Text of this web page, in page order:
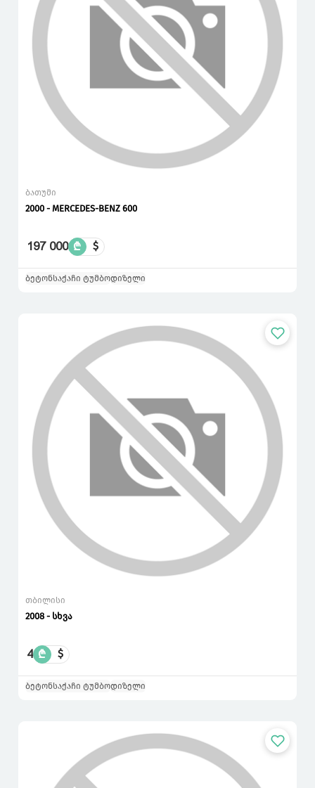
ბათუმი
2000 - MERCEDES-BENZ 600
197 000 ₾ $
ბეტონსაქაჩი ტუმბოდიზელი
თბილისი
2008 - სხვა
4 ₾ $
ბეტონსაქაჩი ტუმბოდიზელი